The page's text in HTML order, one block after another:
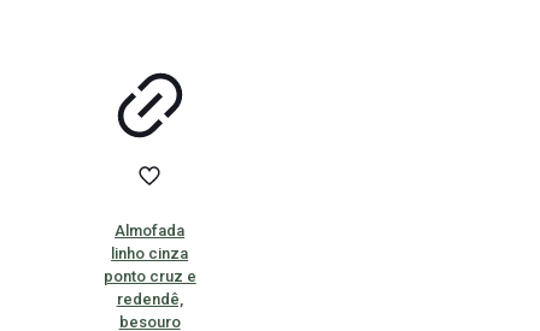
Almofada
linho cinza
ponto cruz e
redendê,
besouro